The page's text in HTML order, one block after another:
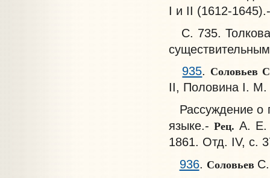
I и II (1612-
С. 735.
935. Соловьев
II, Половина I.
Рассуждение о
языке.- Рец. А. Е.
1861. Отд. IV, с.
936. Соловьев